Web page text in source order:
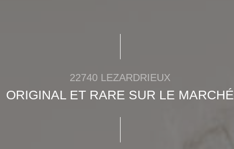
22740 LEZARDRIEUX
ORIGINAL ET RARE SUR LE MARCHÉ